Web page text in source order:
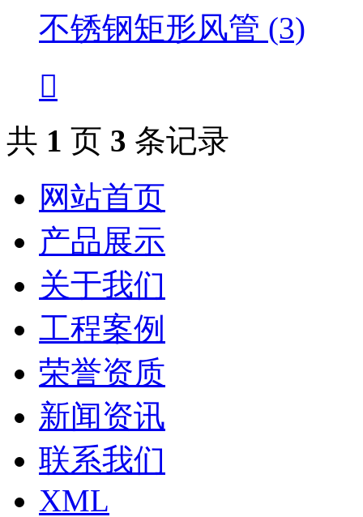
不锈钢矩形风管 (3)

共 1 页 3 条记录
网站首页
产品展示
关于我们
工程案例
荣誉资质
新闻资讯
联系我们
XML